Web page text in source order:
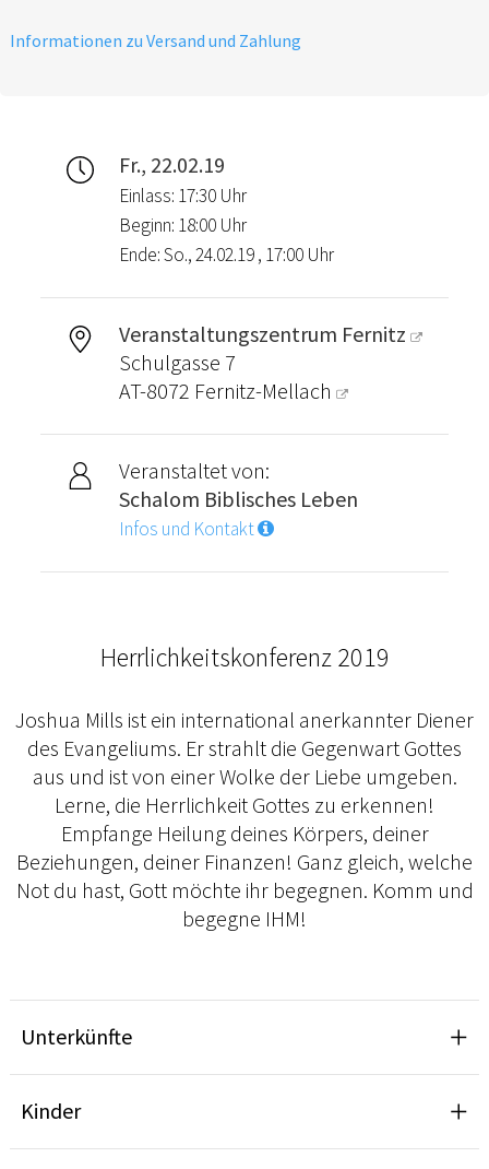
Informationen zu Versand und Zahlung
Fr., 22.02.19
Einlass: 17:30 Uhr
Beginn: 18:00 Uhr
Ende: So., 24.02.19 , 17:00 Uhr
Veranstaltungszentrum Fernitz
Schulgasse 7
AT-8072 Fernitz-Mellach
Veranstaltet von:
Schalom Biblisches Leben
Infos und Kontakt
Herrlichkeitskonferenz 2019
Joshua Mills ist ein international anerkannter Diener
des Evangeliums. Er strahlt die Gegenwart Gottes
aus und ist von einer Wolke der Liebe umgeben.
Lerne, die Herrlichkeit Gottes zu erkennen!
Empfange Heilung deines Körpers, deiner
Beziehungen, deiner Finanzen! Ganz gleich, welche
Not du hast, Gott möchte ihr begegnen. Komm und
begegne IHM!
Unterkünfte
Kinder